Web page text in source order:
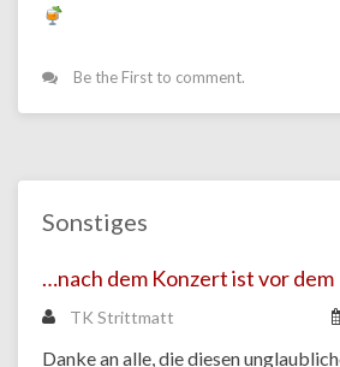
Be the First to comment.
Sonstiges
…nach dem Konzert ist vor
TK Strittmatt
Danke an alle, die diesen